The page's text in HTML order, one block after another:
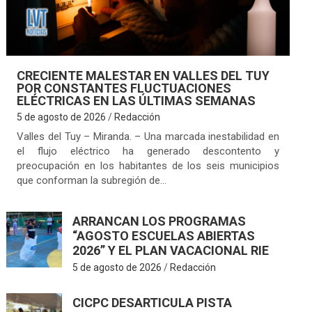
CRECIENTE MALESTAR EN VALLES DEL TUY
POR CONSTANTES FLUCTUACIONES
ELÉCTRICAS EN LAS ÚLTIMAS SEMANAS
5 de agosto de 2026 Redacción
Valles del Tuy – Miranda. – Una marcada inestabilidad en
el flujo eléctrico ha generado descontento y
preocupación en los habitantes de los seis municipios
que conforman la subregión de…
ARRANCAN LOS PROGRAMAS
“AGOSTO ESCUELAS ABIERTAS
2026” Y EL PLAN VACACIONAL RIE
5 de agosto de 2026 Redacción
CICPC DESARTICULA PISTA